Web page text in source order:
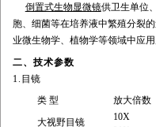
倒置式生物显微镜供卫生单位
胞、细菌等在培养液中繁殖分裂
业微生物学、植物学等领域中应
二、技术参数
1. 目镜
类 型
放大倍数
大视野目镜
10X